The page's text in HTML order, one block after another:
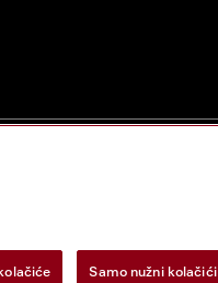
Samo nužni kolačići